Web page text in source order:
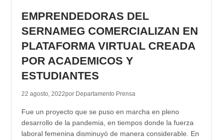
EMPRENDEDORAS DEL
SERNAMEG COMERCIALIZAN EN
PLATAFORMA VIRTUAL CREADA
POR ACADEMICOS Y
ESTUDIANTES
22 agosto, 2022por Departamento Prensa
Fue un proyecto que se puso en marcha en pleno
desarrollo de la pandemia, en tiempos donde la fuerza
laboral femenina disminuyó de manera considerable. En